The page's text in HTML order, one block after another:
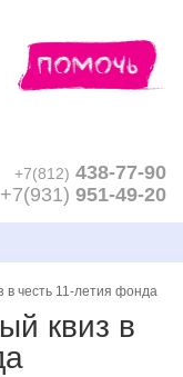
+7(812) 438-77-90
+7(931) 951-49-20
в честь 11-летия фонда
квиз в